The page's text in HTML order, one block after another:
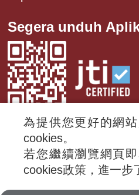
Segera unduh
© 2024 RTI (Radio
All rights
為提供您更好的網
cookies。
若您繼續瀏覽網頁
cookies政策，進一步